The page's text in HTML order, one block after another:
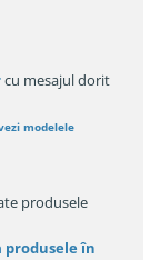
cu mesajul dorit
modelele
produsele
în